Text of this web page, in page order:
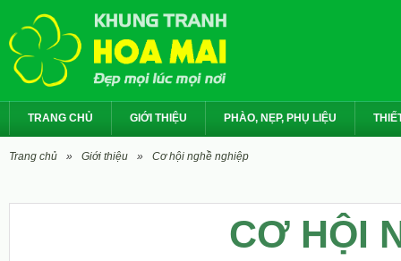
TRANG CHỦ GIỚI THIỆU PHÀO, NẸP, PHỤ LIỆU
Trang chủ » Giới thiệu » Cơ hội nghề nghiệp
CƠ HỘI